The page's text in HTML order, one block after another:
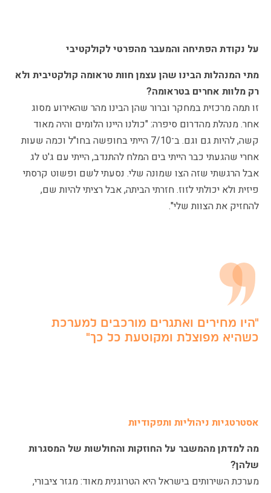
על נקודת הפתיחה והמעבר מהפרטי לקולקטיבי
מתי המנהלות הבינו שהן עצמן חוות טראומה קולקטיבית ולא
רק מלוות אחרים בטראומה?
זו תמה מרכזית במחקר וברור שהן הבינו מהר שהאירוע מסוג
אחר. מנהלת מהדרום סיפרה: "כולנו היינו הלומים והיה מאוד
קשה, להיות גם וגם. ב־7/10 הייתי בחופשה בחו"ל וכמה שעות
אחרי שהגעתי כבר הייתי בים המלח להתנדב, הייתי עם ג'ט לג
אבל הרגשתי שזה הצו שמונה שלי. נסעתי לשם ופשוט קרסתי
פיזית ולא יכולתי לזוז. חזרתי הביתה, אבל רציתי להיות שם,
להחזיק את הצוות שלי".
"היו מחירים ואתגרים מורכבים למערכת
כשהיא מפוצלת ומקוטעת כל כך"
אסטרטגיות ניהוליות ותפקודיות
מה למדתן מהמשבר על החוזקות והחולשות של המסגרות
שלהן?
מערכת השירותים בישראל היא הטרוגנית מאוד: מגזר ציבורי,